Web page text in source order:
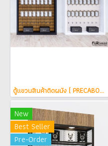
ตู้แขวนสินค้าติดผนัง ( PRECAB0010001 )
New
Best Seller
Pre-Order